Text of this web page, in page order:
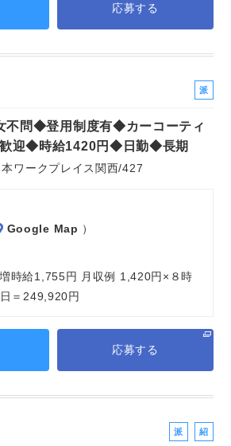
応募する
派
社
不問◆登用制度有◆カーコーティ
迎◆時給1420円◆日勤◆長期
ワークプレイス関西/427
Google Map ）
給1,755円 月収例 1,420円×８時
＝249,920円
応募する
派
紹